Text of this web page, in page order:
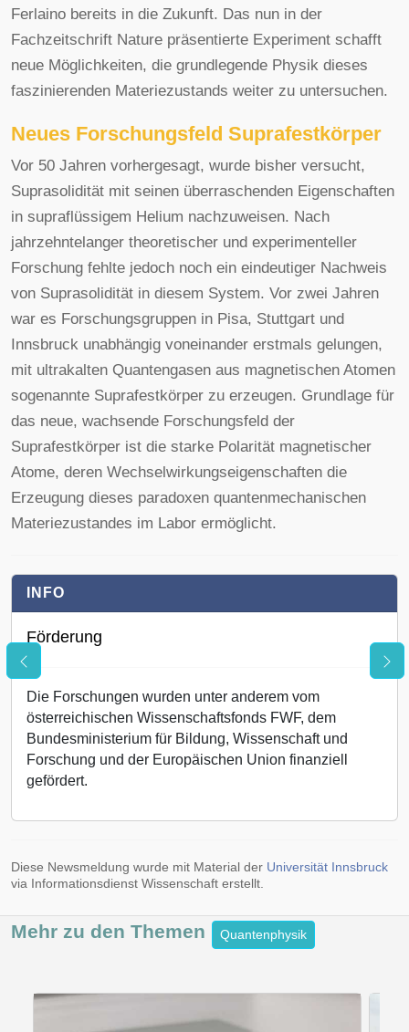
Ferlaino bereits in die Zukunft. Das nun in der
Fachzeitschrift Nature präsentierte Experiment schafft
neue Möglichkeiten, die grundlegende Physik dieses
faszinierenden Materiezustands weiter zu untersuchen.
Neues Forschungsfeld Suprafestkörper
Vor 50 Jahren vorhergesagt, wurde bisher versucht,
Suprasolidität mit seinen überraschenden Eigenschaften
in supraflüssigem Helium nachzuweisen. Nach
jahrzehntelanger theoretischer und experimenteller
Forschung fehlte jedoch noch ein eindeutiger Nachweis
von Suprasolidität in diesem System. Vor zwei Jahren
war es Forschungsgruppen in Pisa, Stuttgart und
Innsbruck unabhängig voneinander erstmals gelungen,
mit ultrakalten Quantengasen aus magnetischen Atomen
sogenannte Suprafestkörper zu erzeugen. Grundlage für
das neue, wachsende Forschungsfeld der
Suprafestkörper ist die starke Polarität magnetischer
Atome, deren Wechselwirkungseigenschaften die
Erzeugung dieses paradoxen quantenmechanischen
Materiezustandes im Labor ermöglicht.
INFO
Förderung
Die Forschungen wurden unter anderem vom
österreichischen Wissenschaftsfonds FWF, dem
Bundesministerium für Bildung, Wissenschaft und
Forschung und der Europäischen Union finanziell
gefördert.
Diese Newsmeldung wurde mit Material der Universität Innsbruck
via Informationsdienst Wissenschaft erstellt.
Mehr zu den Themen Quantenphysik